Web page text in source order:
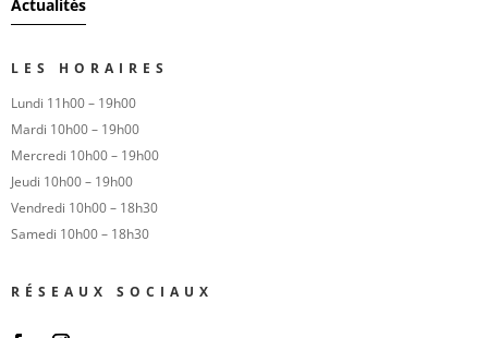
Actualités
LES HORAIRES
Lundi 11h00 – 19h00
Mardi 10h00 – 19h00
Mercredi 10h00 – 19h00
Jeudi 10h00 – 19h00
Vendredi 10h00 – 18h30
Samedi 10h00 – 18h30
RÉSEAUX SOCIAUX